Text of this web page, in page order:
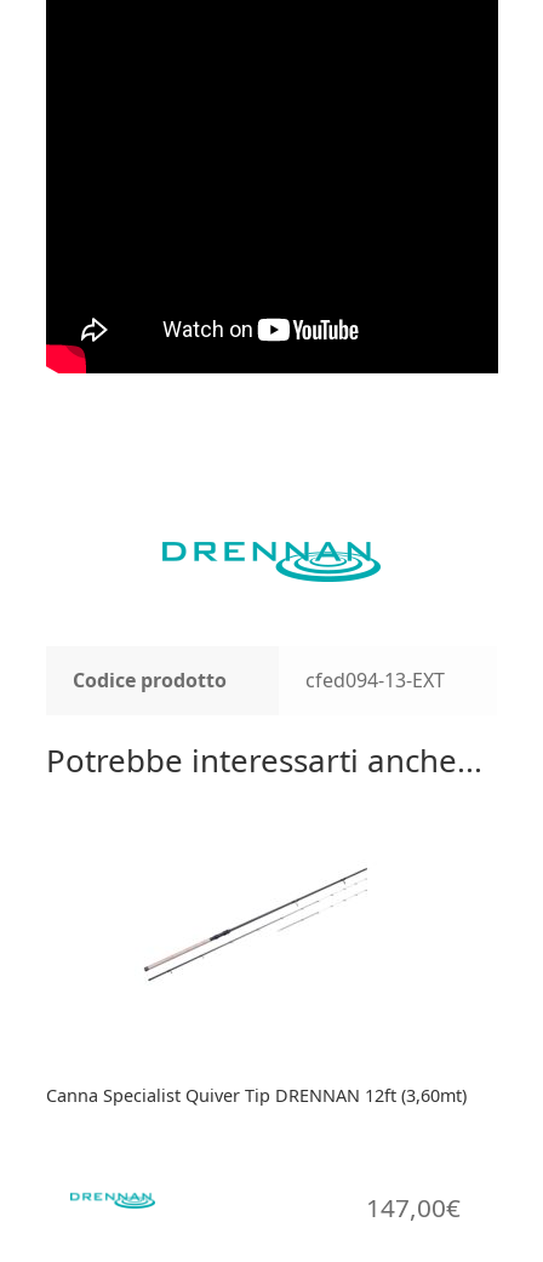
Codice prodotto cfed094-13-EXT
Potrebbe interessarti anche...
Canna Specialist Quiver Tip DRENNAN 12ft (3,60mt)
147,00€